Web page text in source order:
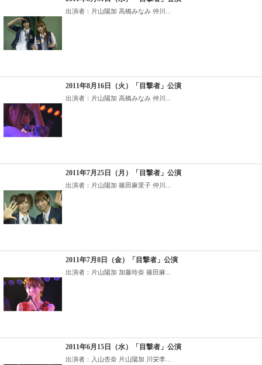
出演者：片山陽加 高橋みなみ 仲川...
2011年8月16日（火）「目撃者」公演
出演者：片山陽加 高橋みなみ 仲川...
2011年7月25日（月）「目撃者」公演
出演者：片山陽加 篠田麻里子 仲川...
2011年7月8日（金）「目撃者」公演
出演者：片山陽加 加藤玲奈 篠田麻...
2011年6月15日（水）「目撃者」公演
出演者：入山杏奈 片山陽加 川栄李...